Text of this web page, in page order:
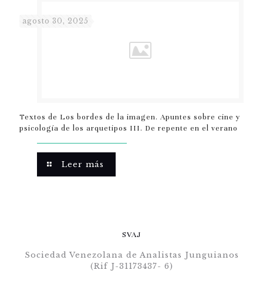
agosto 30, 2025
Textos de Los bordes de la imagen. Apuntes sobre cine y
psicología de los arquetipos III. De repente en el verano
Leer más
SVAJ
Sociedad Venezolana de Analistas Junguianos
(Rif J-31173437- 6)